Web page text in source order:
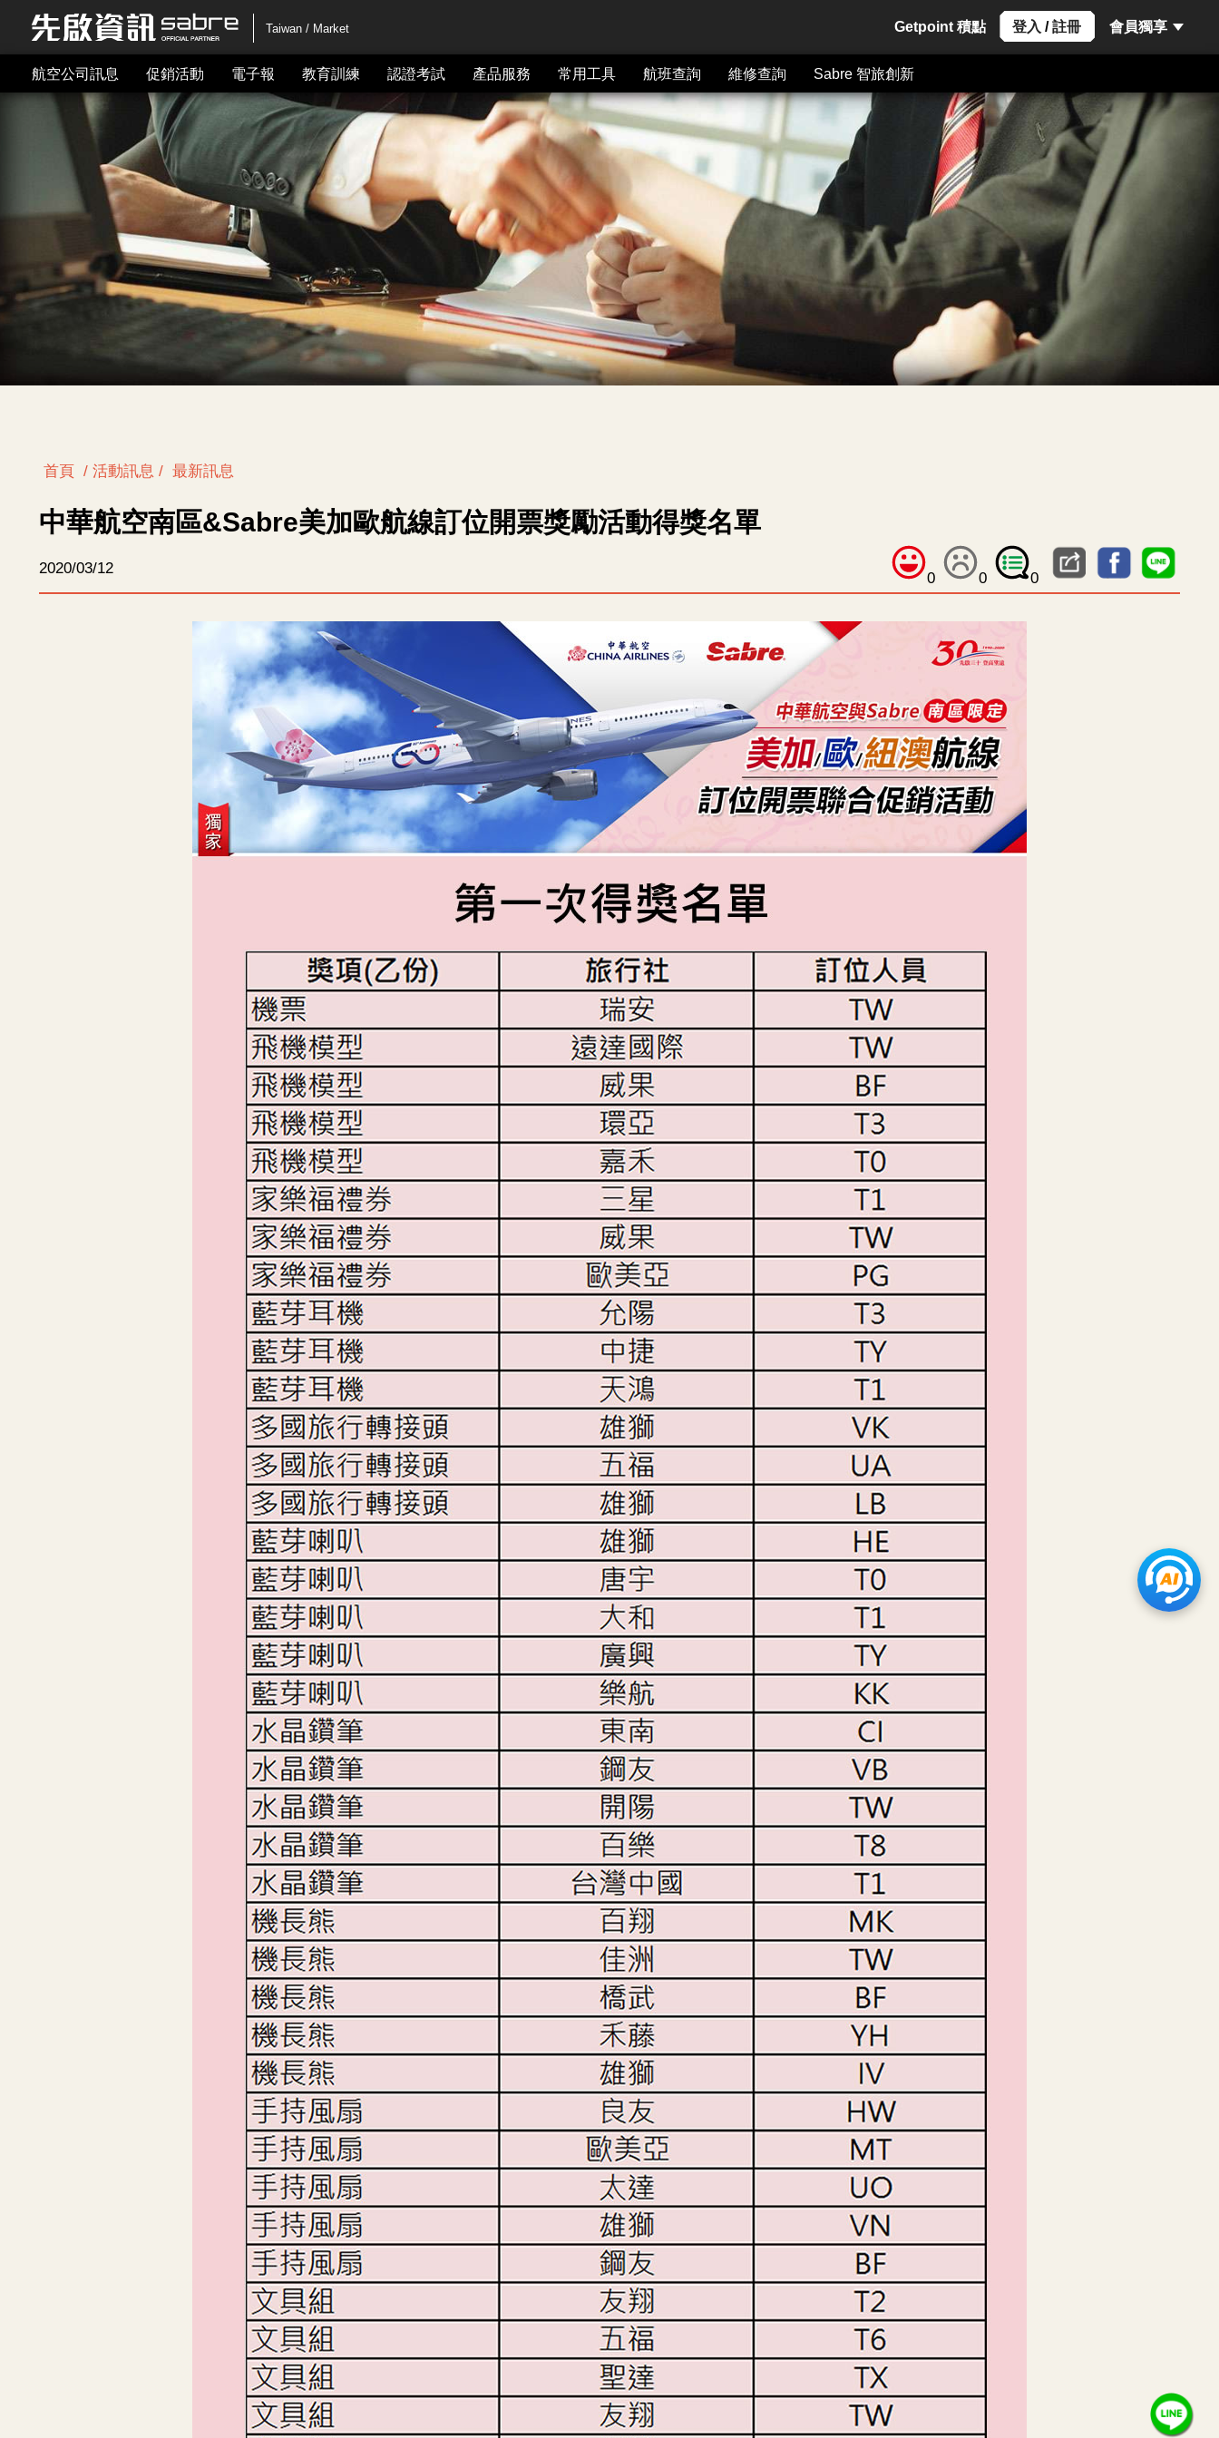
Taiwan / Market 會員獨享
登入 /註冊
Getpoint 積點
航空公司訊息 促銷活動 電子報 教育訓練 認證考試 產品服務 常用工具 航班查詢 維修查詢 Sabre 智旅創新
首頁 / 活動訊息 / 最新訊息
中華航空南區&Sabre美加歐航線訂位開票獎勵活動得獎名單
0 0 0
2020/03/12